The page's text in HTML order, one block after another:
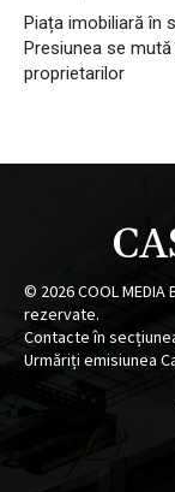
Piața imobiliară în
Presiunea se mută
proprietarilor
© 2026COOL MEDIA
rezervate.
Contacte în
Urmăriți emisiunea